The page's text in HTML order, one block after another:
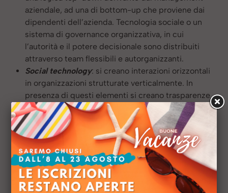
aziendale, ad una di bottom-up che proviene dai
dipendenti dell’azienda. Tecnologia sociale o un
sistema di governance organizzativa, in cui
l’autorità e il potere decisionale sono distribuiti
attraverso team flessibili e autorganizzanti.
Social technology: si creano interazioni orizzontali
in organizzazioni strutturate verticalmente. In
presenza di questi elementi si creano trasparenze
e connettività e si riducono i tempi di diffusione
delle informazioni all’interno di un’organizzazione.
Le Exo hanno portato ad una rivisitazione di un nuovo
strumento: ilBusiness Model Canvas. Tale modello,
creato da Alexander Osterwalder, permette di
rappresentare visivamente il modo in cui
un’azienda crea, distribuisce e cattura valore per i